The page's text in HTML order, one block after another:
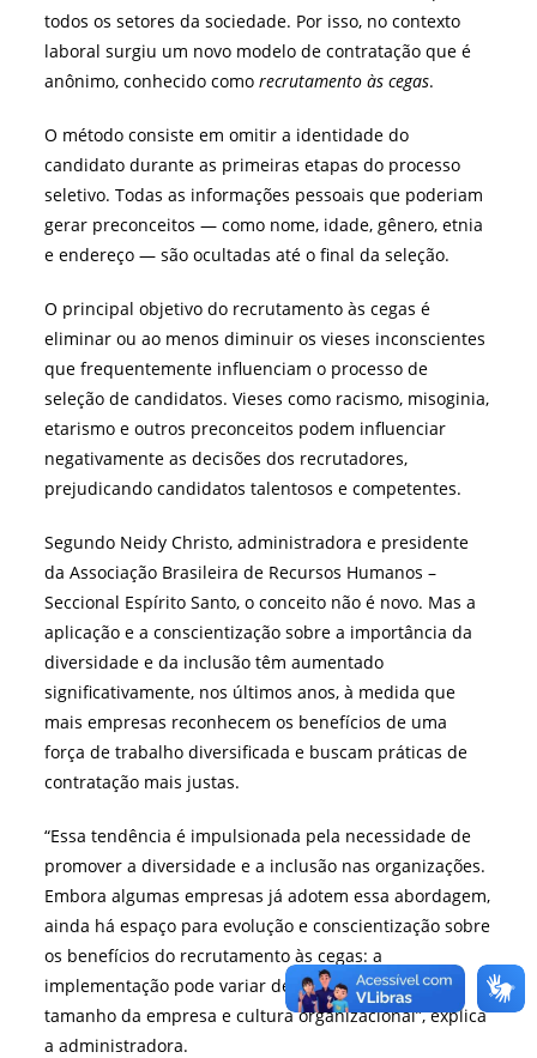
todos os setores da sociedade. Por isso, no contexto
laboral surgiu um novo modelo de contratação que é
anônimo, conhecido comorecrutamento às cegas.
O método consiste em omitir a identidade do
candidato durante as primeiras etapas do processo
seletivo. Todas as informações pessoais que poderiam
gerar preconceitos — como nome, idade, gênero, etnia
e endereço — são ocultadas até o final da seleção.
O principal objetivo do recrutamento às cegas é
eliminar ou ao menos diminuir os vieses inconscientes
que frequentemente influenciam o processo de
seleção de candidatos. Vieses como racismo, misoginia,
etarismo e outros preconceitos podem influenciar
negativamente as decisões dos recrutadores,
prejudicando candidatos talentosos e competentes.
Segundo Neidy Christo, administradora e presidente
da Associação Brasileira de Recursos Humanos –
Seccional Espírito Santo, o conceito não é novo. Mas a
aplicação e a conscientização sobre a importância da
diversidade e da inclusão têm aumentado
significativamente, nos últimos anos, à medida que
mais empresas reconhecem os benefícios de uma
força de trabalho diversificada e buscam práticas de
contratação mais justas.
“Essa tendência é impulsionada pela necessidade de
promover a diversidade e a inclusão nas organizações.
Embora algumas empresas já adotem essa abordagem,
ainda há espaço para evolução e conscientização sobre
os benefícios do recrutamento às cegas: a
implementação pode variar dependendo do setor,
tamanho da empresa e cultura organizacional”, explica
a administradora.